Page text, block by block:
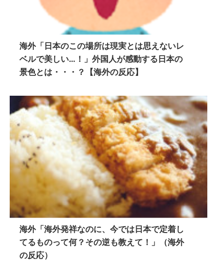
海外「日本のこの場所は現実とは思えないレ
ベルで美しい…！」外国人が感動する日本の
景色とは・・・？【海外の反応】
海外「海外発祥なのに、今では日本で定着し
てるものって何？その逆も教えて！」（海外
の反応）